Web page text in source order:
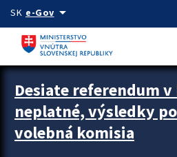
Preskocit na hlavný obsah
SK e-Govarrow_drop_down
Zastavit automatický posun upútavok
Desiate referendum
neplatné, výsledky
volebná komisia